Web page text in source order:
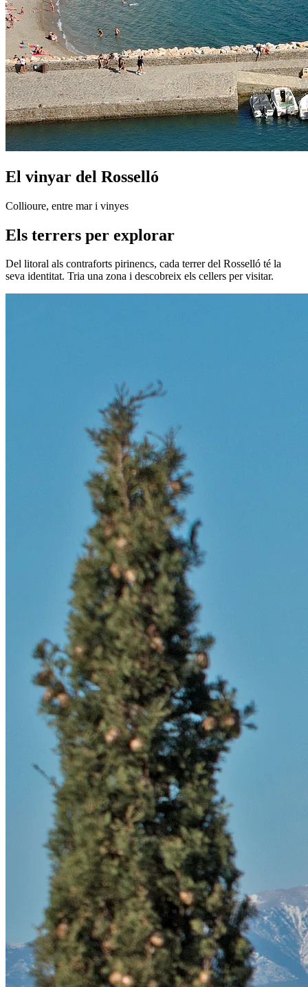
El vinyar del Rosselló
Collioure, entre mar i vinyes
Els terrers per explorar
Del litoral als contraforts pirinencs, cada terrer del Rosselló té la
seva identitat. Tria una zona i descobreix els cellers per visitar.